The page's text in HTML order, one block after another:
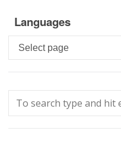
Languages
Languages